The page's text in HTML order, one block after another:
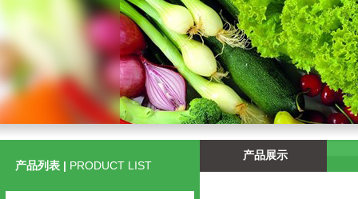
产品列表 | PRODUCT LIST
产品展示